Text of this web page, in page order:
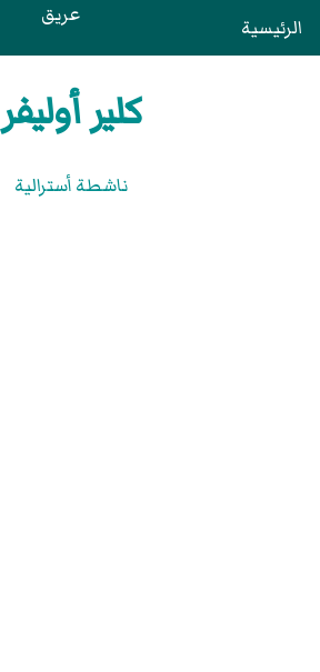
الرئيسية عريق
كلير أوليفر
ناشطة أسترالية